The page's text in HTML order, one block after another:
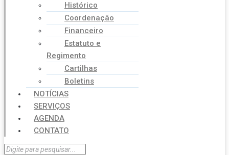
Histórico
Coordenação
Financeiro
Estatuto e
Regimento
Cartilhas
Boletins
NOTÍCIAS
SERVIÇOS
AGENDA
CONTATO